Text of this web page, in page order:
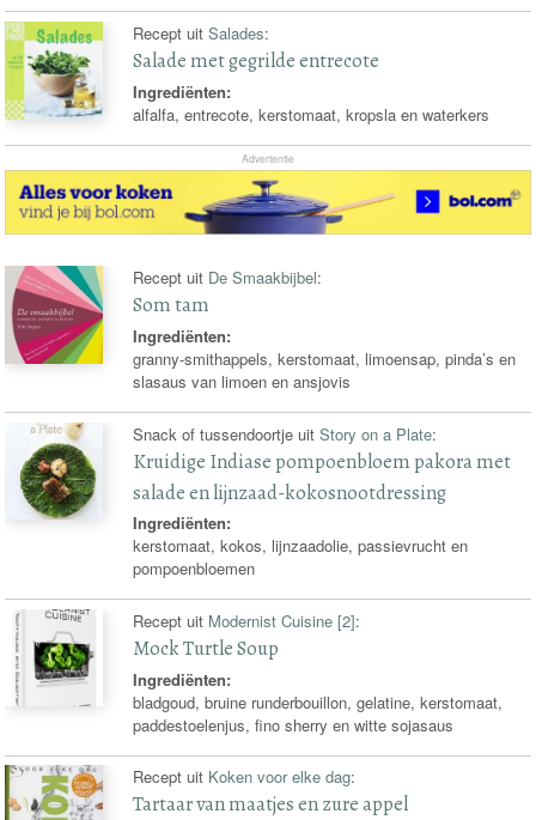
Recept uitSalades:
Salade met gegrilde entrecote
Ingrediënten:
alfalfa, entrecote, kerstomaat, kropsla en waterkers
Advertentie
Recept uit De Smaakbijbel:
Som tam
Ingrediënten:
granny-smithappels, kerstomaat, limoensap, pinda’s en
slasaus van limoen en ansjovis
Snack of tussendoortje uitStory on a Plate:
Kruidige Indiase pompoenbloem pakora met
salade en lijnzaad-kokosnootdressing
Ingrediënten:
kerstomaat, kokos, lijnzaadolie, passievrucht en
pompoenbloemen
Recept uit Modernist Cuisine [2]:
Mock Turtle Soup
Ingrediënten:
bladgoud, bruine runderbouillon, gelatine, kerstomaat,
paddestoelenjus, fino sherry en witte sojasaus
Recept uit Koken voor elke dag:
Tartaar van maatjes en zure appel